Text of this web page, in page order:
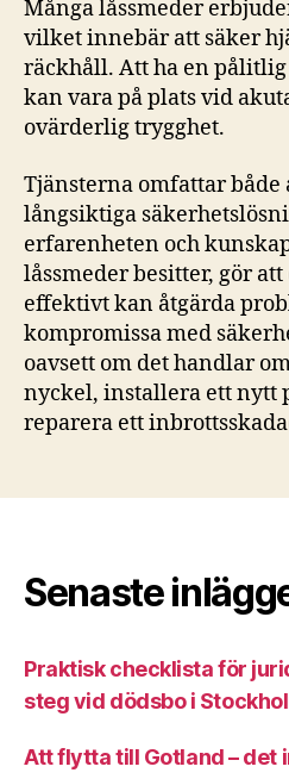
Många låssmeder
vilket innebär att säker
räckhåll. Att ha en pålitlig
kan vara på plats vid
ovärderlig trygghet.
Tjänsterna omfattar både
långsiktiga
erfarenheten och
låssmeder besitter, gör att
effektivt kan åtgärda
kompromissa med
oavsett om det handlar
nyckel, installera ett nytt
reparera ett
Senaste
Praktisk checklista för
steg vid dödsbo i
Att flytta till Gotland – det